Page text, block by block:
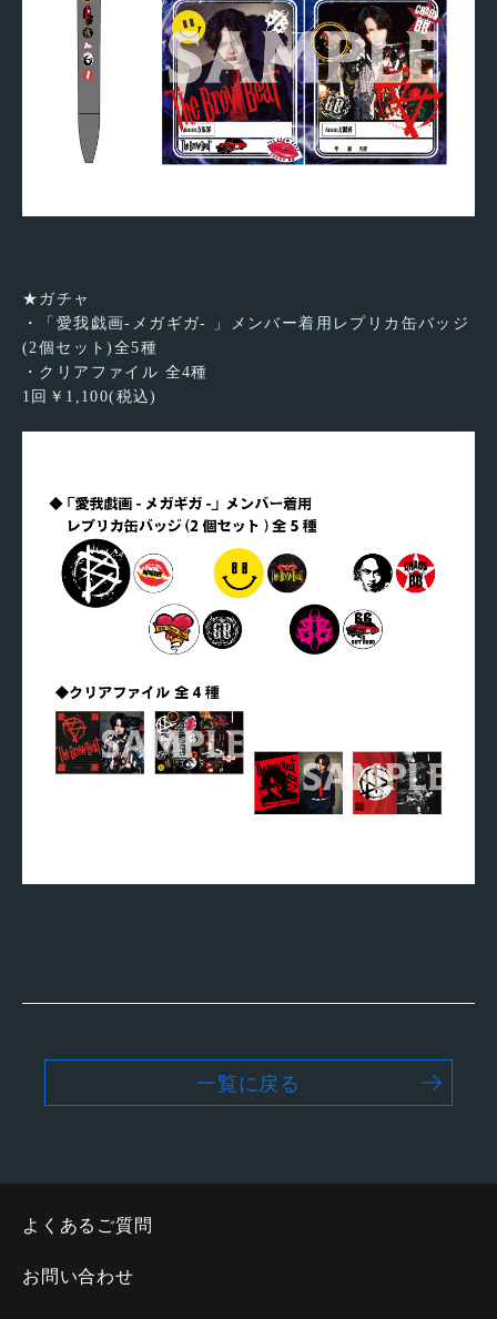
★ガチャ
・「愛我戯画-メガギガ- 」メンバー着用レプリカ缶バッジ
(2個セット)全5種
・クリアファイル 全4種
1回￥1,100(税込)
一覧に戻る
よくあるご質問
お問い合わせ